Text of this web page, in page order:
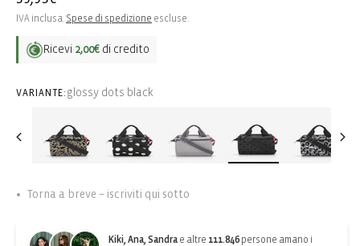
di
listino
IVA inclusa. Spese di spedizione escluse.
Ricevi 2,00€ di credito
VARIANTE: glossy dots black
Torna a breve – iscriviti qui sotto
Kiki, Ana, Sandra e altre 111.846 persone amano i